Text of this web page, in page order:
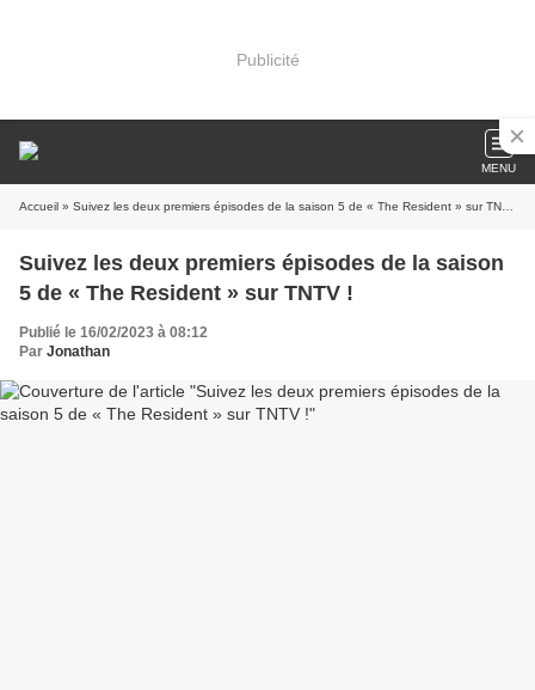
Publicité
MENU
Accueil » Suivez les deux premiers épisodes de la saison 5 de « The Resident » sur TNTV !
Suivez les deux premiers épisodes de la saison
5 de « The Resident » sur TNTV !
Publié le 16/02/2023 à 08:12
Par Jonathan